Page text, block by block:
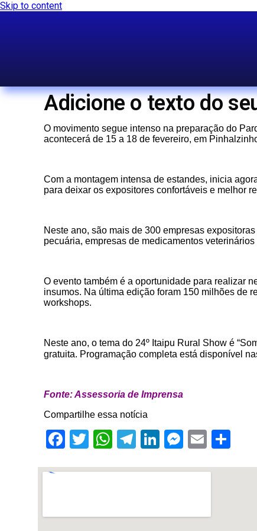
Skip to content
Adicione o texto do
O movimento segue intenso na preparação do
acontecerá de 15 a 18 de fevereiro, em
Com a montagem intensa de estandes, inicia
para deixar os expositores confortáveis e melhor
Neste ano, são mais de 300 empresas
pecuária, empresas de medicamentos
O evento também é a oportunidade para realizar
insumos. Na última edição foram 150 milhões de
workshops.
Neste ano, o tema do 24º Itaipu Rural Show é
gratuita. Programação completa está disponível
Fonte: Assessoria de Imprensa
Compartilhe essa notícia
Facebook
Twitter
WhatsApp
Telegram
LinkedInEmail